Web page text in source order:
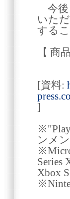
今後
いた
する
【 商
[資料:
]
ンメ
Series
Xbox